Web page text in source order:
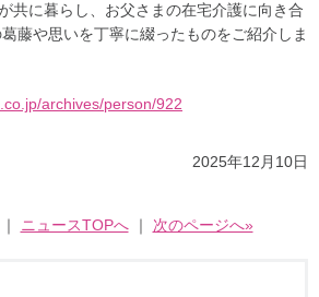
共に暮らし、お父さまの在宅介護に向き合
藤や思いを丁寧に綴ったものをご紹介しま
archives/person/922
2025年12月10日
ニュースTOPへ｜ 次のページへ»